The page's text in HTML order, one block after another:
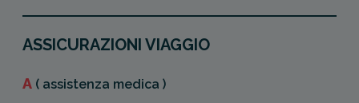
ASSICURAZIONI VIAGGIO
A ( assistenza medica )